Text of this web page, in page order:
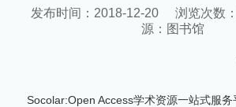
发布时间：2018-12-20 浏览次数：
源：图书馆
Socolar:Open Access学术资源一站式服务